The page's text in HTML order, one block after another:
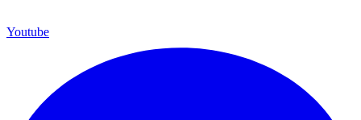
Youtube